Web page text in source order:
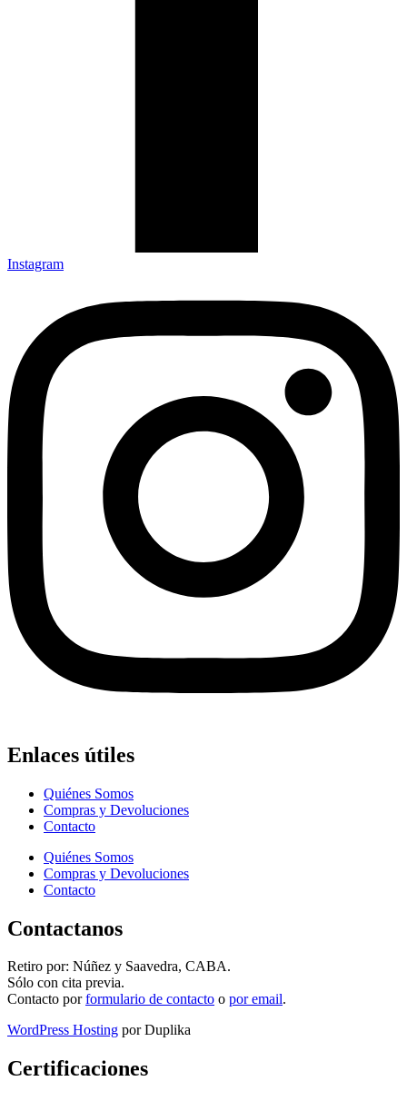
Instagram
Enlaces útiles
Quiénes Somos
Compras y Devoluciones
Contacto
Quiénes Somos
Compras y Devoluciones
Contacto
Contactanos
Retiro por: Núñez y Saavedra, CABA.
Sólo con cita previa.
Contacto porformulario de contacto o por email.
WordPress Hosting por Duplika
Certificaciones